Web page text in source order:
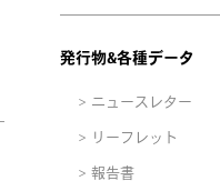
発行物&各種データ
ニュースレター
リーフレット
報告書